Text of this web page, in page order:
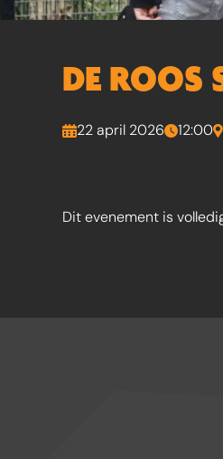
DE ROOS
22 april 2026 12:00
Dit evenement is